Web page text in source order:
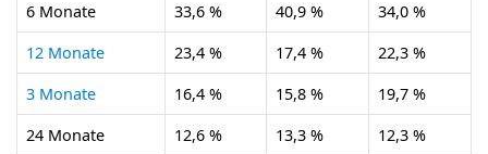
6 Monate
33,6 % 40,9 %
34,0 %
12 Monate
23,4 % 17,4 %
22,3 %
3 Monate
16,4 % 15,8 %
19,7 %
24 Monate
12,6 % 13,3 % 12,3 %